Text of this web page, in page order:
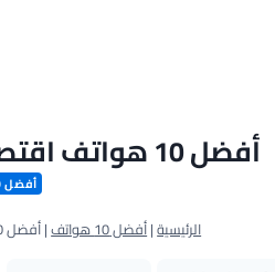
أفضل 10 هواتف اقتصادية في بداية عام 2025
أفضل 10 هواتف
الرئيسية|أفضل 10 هواتف |أفضل 10 هواتف اقتصادية في بداية عام 2025